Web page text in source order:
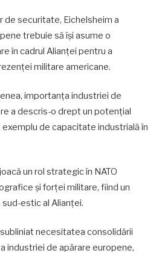
de securitate, Eichelsheim a
trebuie să își asume o
în cadrul Alianței pentru a
militare americane.
importanța industriei de
a descris-o drept un potențial
de capacitate industrială în
un rol strategic în NATO
și forței militare, fiind un
estic al Alianței.
necesitatea consolidării
industriei de apărare europene,